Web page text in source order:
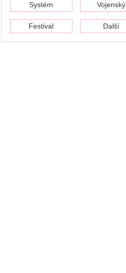
Systém Vojenský
Festival Další